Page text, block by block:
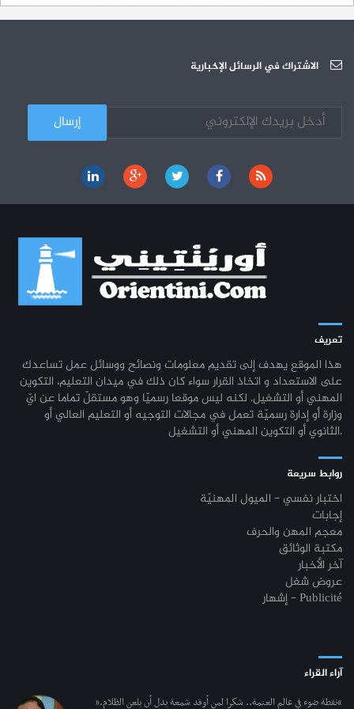
03-10 الجامعة العربية للعلوم : دورة تكوينية
الاشتراك في الرسائل الإخبارية
تعريف
هذا الموقع يهدف إلى تقديم معلومات ونصائح ووسائل عمل تساعدك
على الاستعداد و اتخاذ القرار سواء كان ذلك في ميدان التعليم، التكوين
المهني أو التشغيل. لكنه ليس موقعا رسميّا وهو مستقلّ تماما عن ايّ
وزارة أو إدارة رسميّة تعمل في مجالات التوجيه أو التعليم العالي أو
الثانوي أو التكوين المهني أو التشغيل.
روابط سريعة
اختبار نفسي - الميول المهنيّة
إجابات
معجم المهن والحرف
مكتبة الوثائق
آخر الأخبار
عروض شغل
إشهار - Publicité
آراء القراء
“نقطة ضوء في عالم العتمة.. شكرا لمن أوقد شمعة بدل أن يلعن الظلام.”